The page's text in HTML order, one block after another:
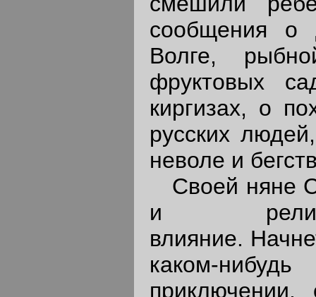
сообщения о
Волге,
фруктовых
киргизах, о
русских
неволе и
Своей няне
и
влияние.
каком-